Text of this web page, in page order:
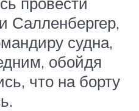
Салленбергер,
судна,
обойдя
что на борту